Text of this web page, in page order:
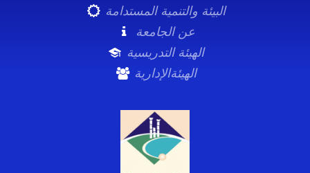
البيئة والتنمية المستدامة
عن الجامعة
الهيئة التدريسية
الهيئةالإدارية